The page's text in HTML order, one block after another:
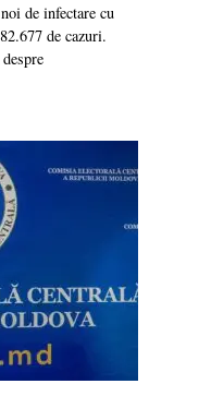
de infectare cu
de cazuri.